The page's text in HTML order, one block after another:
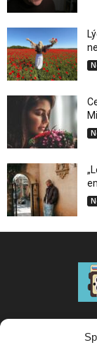
neprechádzajú